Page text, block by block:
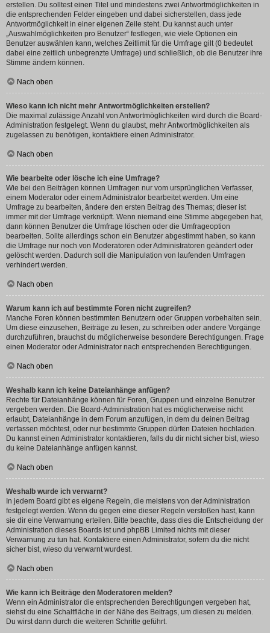
erstellen. Du solltest einen Titel und mindestens zwei Antwortmöglichkeiten in
die entsprechenden Felder eingeben und dabei sicherstellen, dass jede
Antwortmöglichkeit in einer eigenen Zeile steht. Du kannst auch unter
„Auswahlmöglichkeiten pro Benutzer“ festlegen, wie viele Optionen ein
Benutzer auswählen kann, welches Zeitlimit für die Umfrage gilt (0 bedeutet
dabei eine zeitlich unbegrenzte Umfrage) und schließlich, ob die Benutzer ihre
Stimme ändern können.
Nach oben
Wieso kann ich nicht mehr Antwortmöglichkeiten erstellen?
Die maximal zulässige Anzahl von Antwortmöglichkeiten wird durch die Board-
Administration festgelegt. Wenn du glaubst, mehr Antwortmöglichkeiten als
zugelassen zu benötigen, kontaktiere einen Administrator.
Nach oben
Wie bearbeite oder lösche ich eine Umfrage?
Wie bei den Beiträgen können Umfragen nur vom ursprünglichen Verfasser,
einem Moderator oder einem Administrator bearbeitet werden. Um eine
Umfrage zu bearbeiten, ändere den ersten Beitrag des Themas; dieser ist
immer mit der Umfrage verknüpft. Wenn niemand eine Stimme abgegeben hat,
dann können Benutzer die Umfrage löschen oder die Umfrageoption
bearbeiten. Sollte allerdings schon ein Benutzer abgestimmt haben, so kann
die Umfrage nur noch von Moderatoren oder Administratoren geändert oder
gelöscht werden. Dadurch soll die Manipulation von laufenden Umfragen
verhindert werden.
Nach oben
Warum kann ich auf bestimmte Foren nicht zugreifen?
Manche Foren können bestimmten Benutzern oder Gruppen vorbehalten sein.
Um diese einzusehen, Beiträge zu lesen, zu schreiben oder andere Vorgänge
durchzuführen, brauchst du möglicherweise besondere Berechtigungen. Frage
einen Moderator oder Administrator nach entsprechenden Berechtigungen.
Nach oben
Weshalb kann ich keine Dateianhänge anfügen?
Rechte für Dateianhänge können für Foren, Gruppen und einzelne Benutzer
vergeben werden. Die Board-Administration hat es möglicherweise nicht
erlaubt, Dateianhänge in dem Forum anzufügen, in dem du deinen Beitrag
verfassen möchtest, oder nur bestimmte Gruppen dürfen Dateien hochladen.
Du kannst einen Administrator kontaktieren, falls du dir nicht sicher bist, wieso
du keine Dateianhänge anfügen kannst.
Nach oben
Weshalb wurde ich verwarnt?
In jedem Board gibt es eigene Regeln, die meistens von der Administration
festgelegt werden. Wenn du gegen eine dieser Regeln verstoßen hast, kann
sie dir eine Verwarnung erteilen. Bitte beachte, dass dies die Entscheidung der
Administration dieses Boards ist und phpBB Limited nichts mit dieser
Verwarnung zu tun hat. Kontaktiere einen Administrator, sofern du die nicht
sicher bist, wieso du verwarnt wurdest.
Nach oben
Wie kann ich Beiträge den Moderatoren melden?
Wenn ein Administrator die entsprechenden Berechtigungen vergeben hat,
siehst du eine Schaltfläche in der Nähe des Beitrags, um diesen zu melden.
Du wirst dann durch die weiteren Schritte geführt.